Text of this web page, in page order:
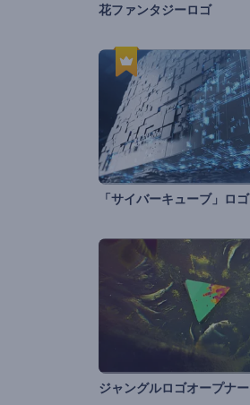
花ファンタジーロゴ
ジャングルロゴオープナー